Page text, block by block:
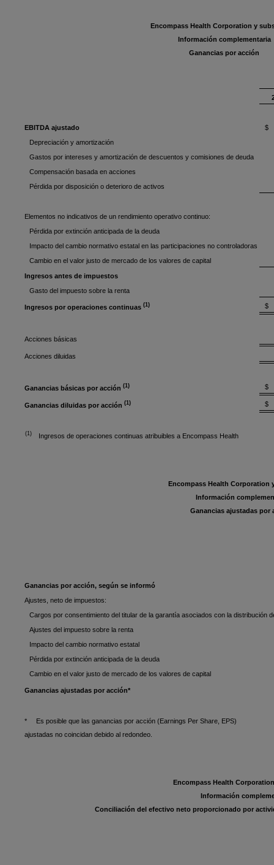
Encompass Health Corporation y
Información complementaria
Ganancias por acción
EBITDA ajustado
$
Depreciación y amortización
Gastos por intereses y amortización de descuentos y comisiones de deuda
Compensación basada en acciones
Pérdida por disposición o deterioro de activos
Elementos no indicativos de un rendimiento operativo continuo:
Pérdida por extinción anticipada de la deuda
Impacto del cambio normativo estatal en las participaciones no controladoras
Cambio en el valor justo de mercado de los valores de capital
Ingresos antes de impuestos
Gasto del impuesto sobre la renta
Ingresos por operaciones continuas (1) $
Acciones básicas
Acciones diluidas
Ganancias básicas por acción (1) $
Ganancias diluidas por acción (1) $
(1) Ingresos de operaciones continuas atribuibles a Encompass Health
Encompass Health Corporation
Información
Ganancias ajustadas por
Ganancias por acción, según se informó
Ajustes, neto de impuestos:
Cargos por consentimiento del titular de la garantía asociados con la distribución
Ajustes del impuesto sobre la renta
Impacto del cambio normativo estatal
Pérdida por extinción anticipada de la deuda
Cambio en el valor justo de mercado de los valores de capital
Ganancias ajustadas por acción*
* Es posible que las ganancias por acción (Earnings Per Share, EPS)
ajustadas no coincidan debido al redondeo.
Encompass Health
Información
Conciliación del efectivo neto proporcionado por